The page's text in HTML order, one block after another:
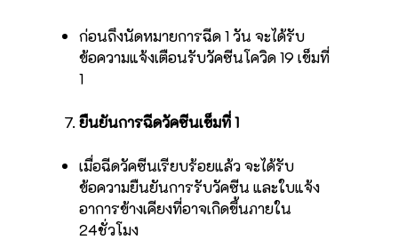
ก่อนถึงนัดหมายการฉีด 1 วัน จะได้รับ
ข้อความแจ้งเตือนรับวัคซีนโควิด 19 เข็มที่
1
ยืนยันการฉีดวัคซีนเข็มที่ 1
เมื่อฉีดวัคซีนเรียบร้อยแล้ว จะได้รับ
ข้อความยืนยันการรับวัคซีน และใบแจ้ง
อาการข้างเคียงที่อาจเกิดขึ้นภายใน
24ชั่วโมง